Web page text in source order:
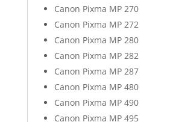
Canon Pixma MP 270
Canon Pixma MP 272
Canon Pixma MP 280
Canon Pixma MP 282
Canon Pixma MP 287
Canon Pixma MP 480
Canon Pixma MP 490
Canon Pixma MP 495